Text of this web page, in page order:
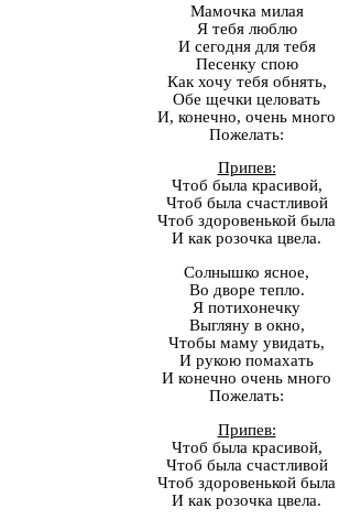
Мамочка милая
Я тебя люблю
И сегодня для тебя
Песенку спою
Как хочу тебя обнять,
Обе щечки целовать
И, конечно, очень много
Пожелать:
Припев:
Чтоб была красивой,
Чтоб была счастливой
Чтоб здоровенькой была
И как розочка цвела.
Солнышко ясное,
Во дворе тепло.
Я потихонечку
Выгляну в окно,
Чтобы маму увидать,
И рукою помахать
И конечно очень много
Пожелать:
Припев:
Чтоб была красивой,
Чтоб была счастливой
Чтоб здоровенькой была
И как розочка цвела.